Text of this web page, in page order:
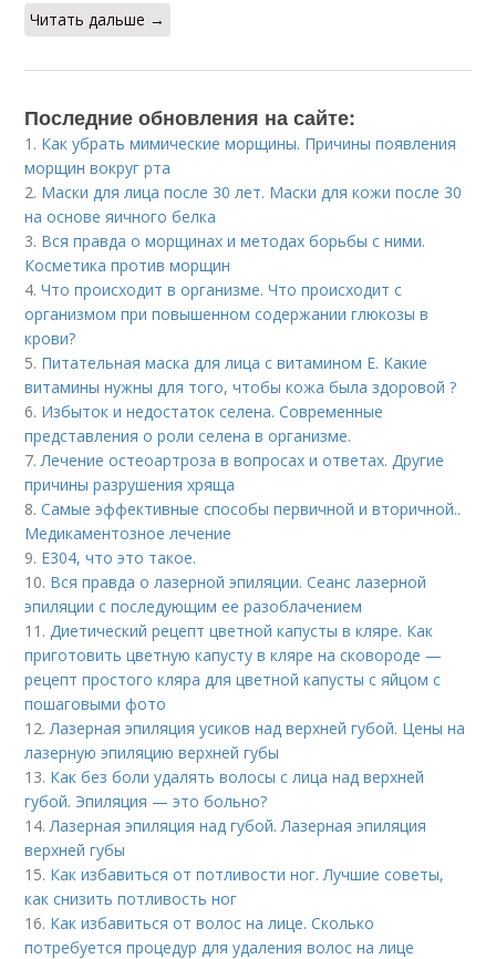
Читать дальше →
Последние обновления на сайте:
1. Как убрать мимические морщины. Причины появления
морщин вокруг рта
2. Маски для лица после 30 лет. Маски для кожи после 30
на основе яичного белка
3. Вся правда о морщинах и методах борьбы с ними.
Косметика против морщин
4.Что происходит в организме. Что происходит с
организмом при повышенном содержании глюкозы в
крови?
5. Питательная маска для лица с витамином Е. Какие
витамины нужны для того, чтобы кожа была здоровой ?
6. Избыток и недостаток селена. Современные
представления о роли селена в организме.
7. Лечение остеоартроза в вопросах и ответах. Другие
причины разрушения хряща
8.Самые эффективные способы первичной и вторичной..
Медикаментозное лечение
9. Е304, что это такое.
10. Вся правда о лазерной эпиляции. Сеанс лазерной
эпиляции с последующим ее разоблачением
11. Диетический рецепт цветной капусты в кляре. Как
приготовить цветную капусту в кляре на сковороде —
рецепт простого кляра для цветной капусты с яйцом с
пошаговыми фото
12. Лазерная эпиляция усиков над верхней губой. Цены на
лазерную эпиляцию верхней губы
13. Как без боли удалять волосы с лица над верхней
губой. Эпиляция — это больно?
14. Лазерная эпиляция над губой. Лазерная эпиляция
верхней губы
15. Как избавиться от потливости ног. Лучшие советы,
как снизить потливость ног
16. Как избавиться от волос на лице. Сколько
потребуется процедур для удаления волос на лице